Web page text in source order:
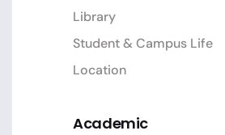
Library
Student & Campus Life
Location
Academic